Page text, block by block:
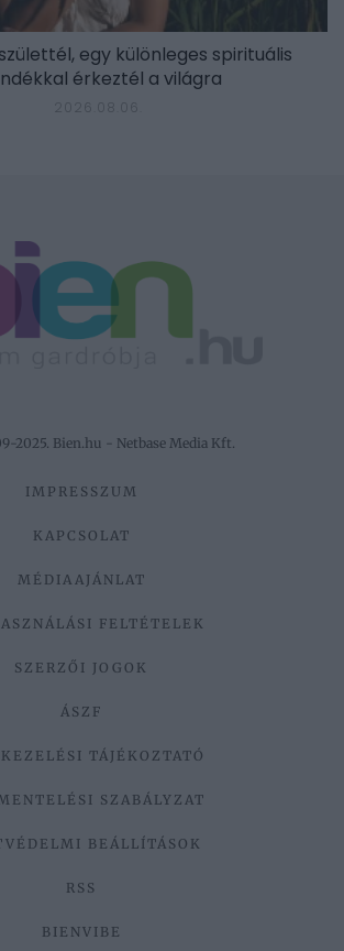
egy különleges spirituális
érkeztél a világra
2025. Bien.hu - Netbase Media Kft.
IMPRESSZUM
KAPCSOLAT
MÉDIAAJÁNLAT
FELTÉTELEK
SZERZŐI JOGOK
ÁSZF
TÁJÉKOZTATÓ
SZABÁLYZAT
BEÁLLÍTÁSOK
RSS
BIENVIBE